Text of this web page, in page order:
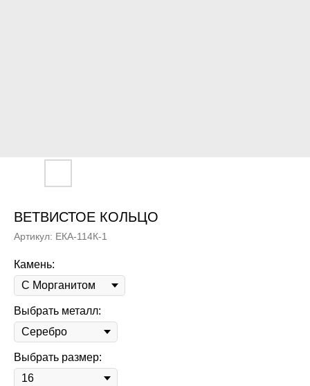
ВЕТВИСТОЕ КОЛЬЦО
Артикул: ЕКА-114К-1
Камень:
Выбрать металл:
Выбрать размер: